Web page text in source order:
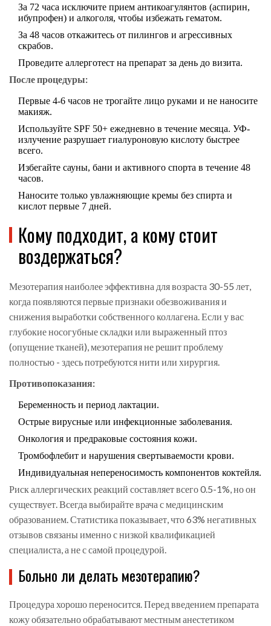
За 72 часа исключите прием антикоагулянтов (аспирин,
ибупрофен) и алкоголя, чтобы избежать гематом.
За 48 часов откажитесь от пилингов и агрессивных
скрабов.
Проведите аллерготест на препарат за день до визита.
После процедуры:
Первые 4-6 часов не трогайте лицо руками и не наносите
макияж.
Используйте SPF 50+ ежедневно в течение месяца. УФ-
излучение разрушает гиалуроновую кислоту быстрее
всего.
Избегайте сауны, бани и активного спорта в течение 48
часов.
Наносите только увлажняющие кремы без спирта и
кислот первые 7 дней.
Кому подходит, а кому стоит
воздержаться?
Мезотерапия наиболее эффективна для возраста 30-55 лет,
когда появляются первые признаки обезвоживания и
снижения выработки собственного коллагена. Если у вас
глубокие носогубные складки или выраженный птоз
(опущение тканей), мезотерапия не решит проблему
полностью - здесь потребуются нити или хирургия.
Противопоказания:
Беременность и период лактации.
Острые вирусные или инфекционные заболевания.
Онкология и предраковые состояния кожи.
Тромбофлебит и нарушения свертываемости крови.
Индивидуальная непереносимость компонентов коктейля.
Риск аллергических реакций составляет всего 0.5-1%, но он
существует. Всегда выбирайте врача с медицинским
образованием. Статистика показывает, что 63% негативных
отзывов связаны именно с низкой квалификацией
специалиста, а не с самой процедурой.
Больно ли делать мезотерапию?
Процедура хорошо переносится. Перед введением препарата
кожу обязательно обрабатывают местным анестетиком